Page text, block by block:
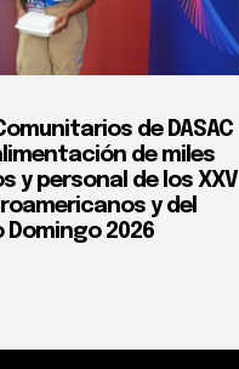
de DASAC
de miles
y personal de los XXV
y del
Domingo 2026